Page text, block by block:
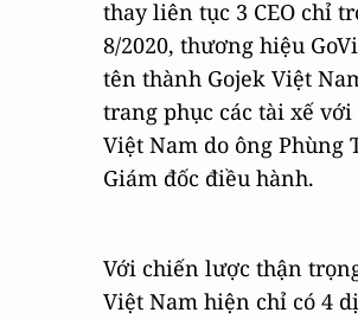
thay liên tục 3 CEO chỉ
8/2020, thương hiệu
tên thành Gojek Việt
trang phục các tài xế
Việt Nam do ông
Giám đốc điều hành.
Với chiến lược thận
Việt Nam hiện chỉ có 4